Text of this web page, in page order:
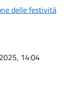
delle festività
14:04